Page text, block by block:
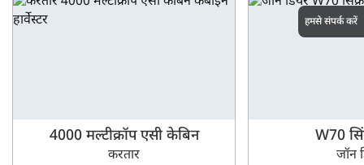
4000 मल्टीक्रॉप एसी केबिन
करतार
W70
जॉन
हमसे संपर्क करें